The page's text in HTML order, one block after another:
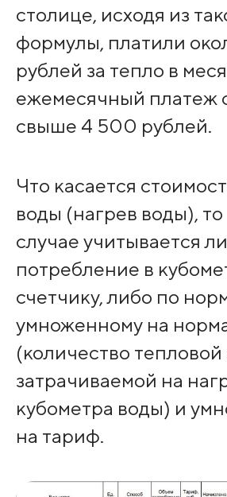
столице, исходя из
формулы, платили
рублей за тепло в
ежемесячный платеж
свыше 4 500 рублей.
Что касается
воды (нагрев воды), то
случае учитывается
потребление в
счетчику, либо по
умноженному на
(количество
затрачиваемой на
кубометра воды) и
на тариф.